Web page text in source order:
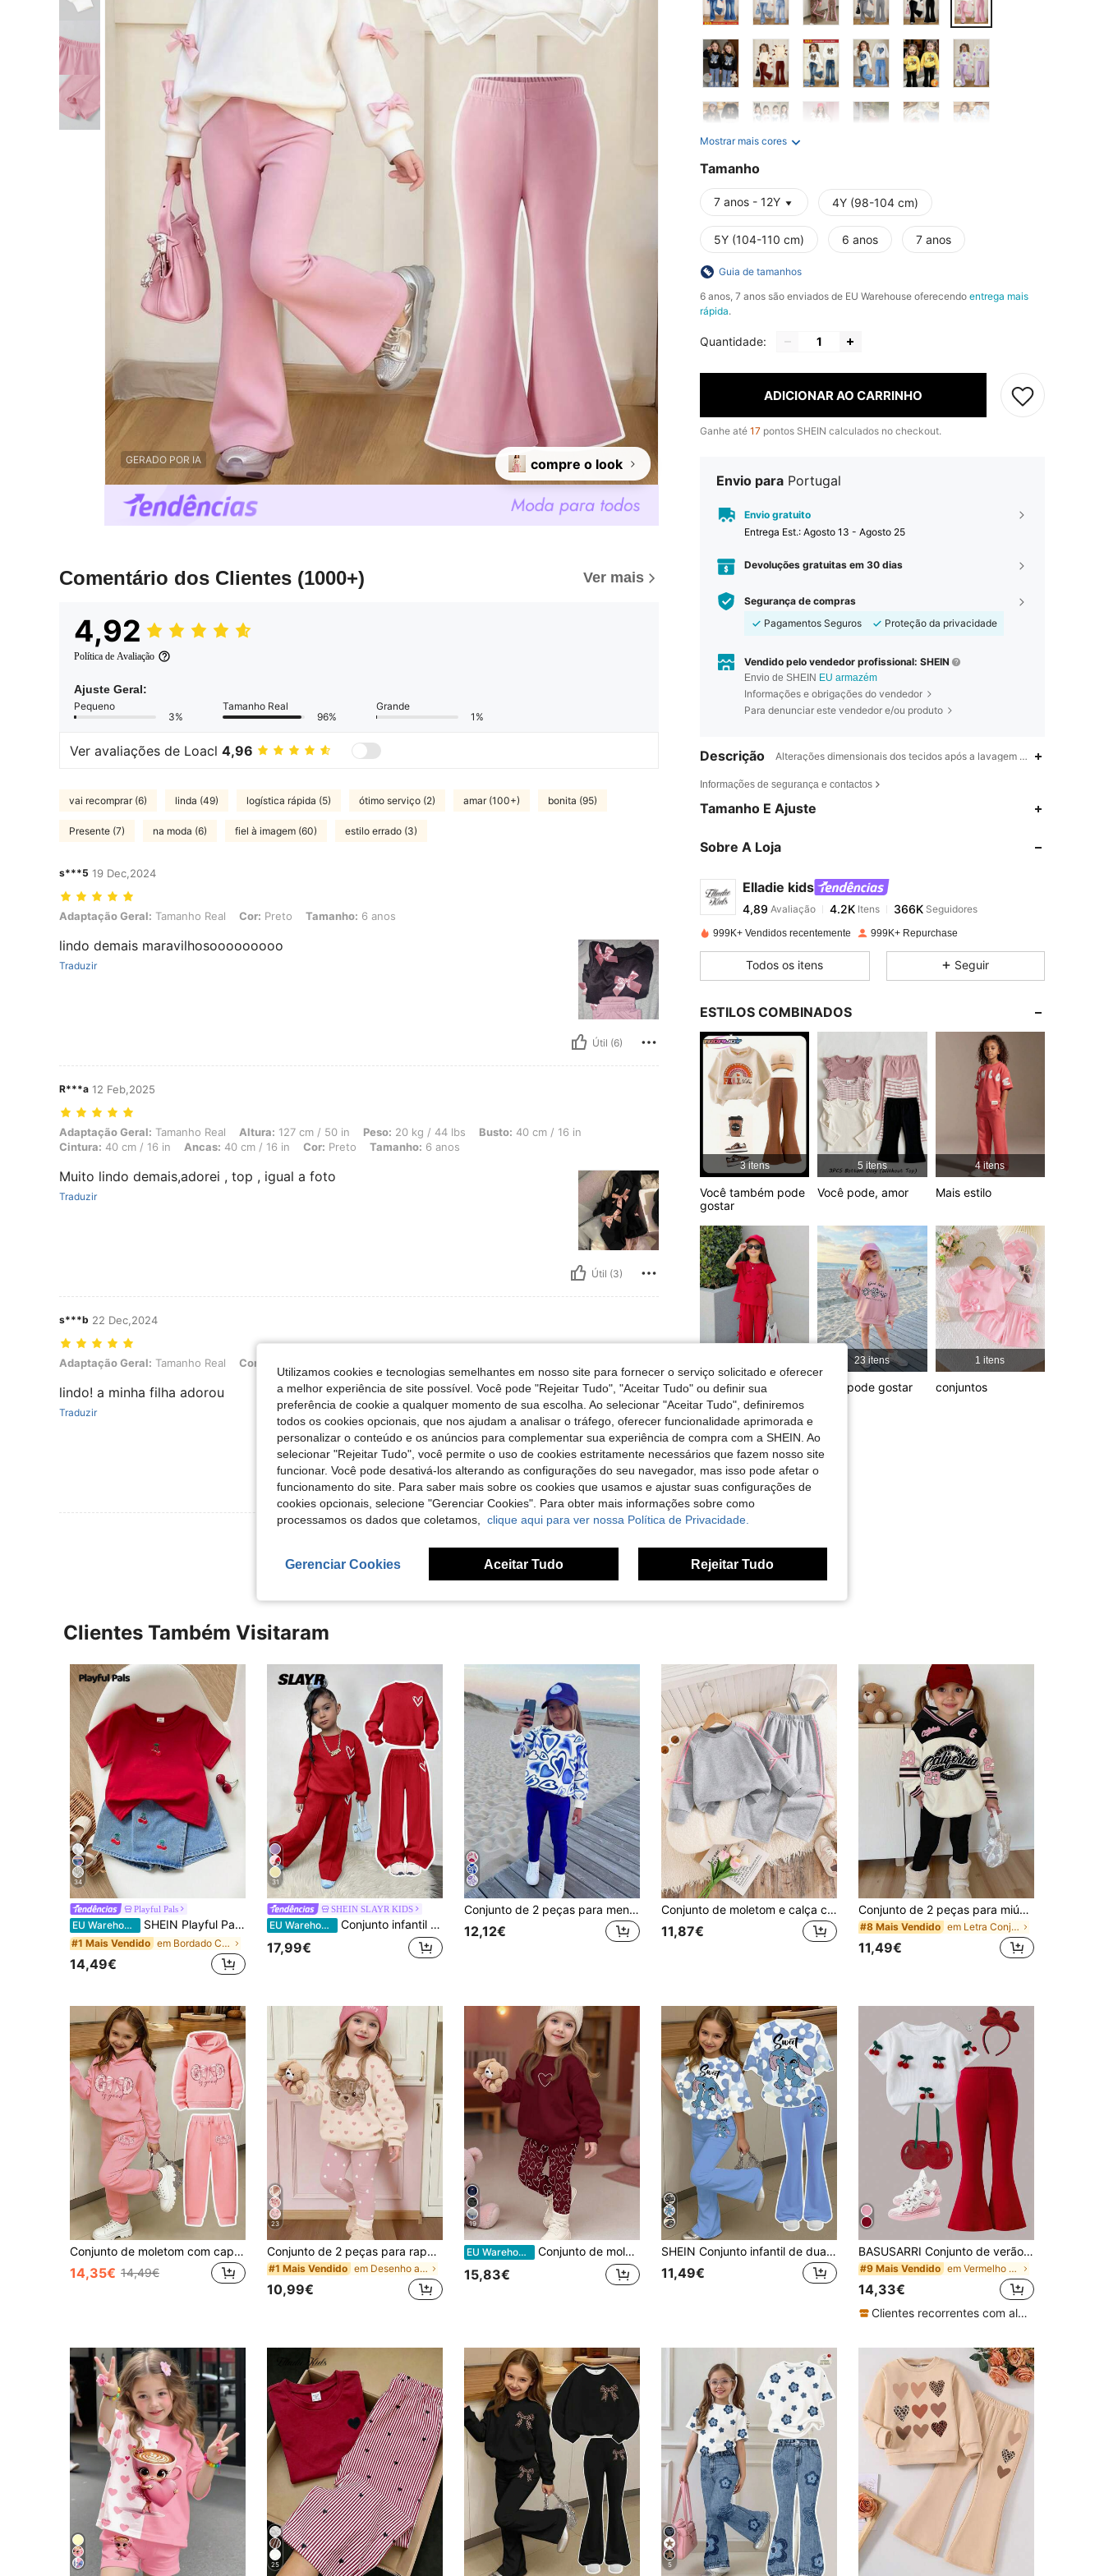
GERADO POR IA compre o look
Comentário dos Clientes (1000+) Ver mais
4,92
Política de Avaliação
Ajuste Geral:
Pequeno
3%
Tamanho Real
96%
Grande
1%
Ver avaliações de Loacl 4,96
vai recomprar (6) linda (49) logística rápida (5) ótimo serviço (2) amar (100+) bonita (95)
Presente (7) na moda (6) fiel à imagem (60) estilo errado (3)
s***5 19 Dec,2024
Adaptação Geral: Tamanho Real, Cor: Preto, Tamanho: 6 anos
Adaptação Geral: Tamanho Real Cor: Preto Tamanho: 6 anos
lindo demais maravilhosooooooooo
Traduzir
Útil (6)
R***a 12 Feb,2025
Adaptação Geral: Tamanho Real, Altura: 127 cm / 50 in, Peso: 20 kg / 44 lbs, Busto: 40 cm / 16 in, Cintura: 40 cm / 16 in, Ancas: 40 cm / 16 in, Cor: Preto, Tamanho: 6 anos
Adaptação Geral: Tamanho Real Altura: 127 cm / 50 in Peso: 20 kg / 44 lbs Busto: 40 cm / 16 in
Cintura: 40 cm / 16 in Ancas: 40 cm / 16 in Cor: Preto Tamanho: 6 anos
Muito lindo demais,adorei , top , igual a foto
Traduzir
Útil (3)
s***b 22 Dec,2024
Adaptação Geral: Tamanho Real, Cor: Branco, Tamanho: 5Y
Adaptação Geral: Tamanho Real Cor:
lindo! a minha filha adorou
Traduzir
Útil (2)
Mostrar mais cores
Tamanho
7 anos - 12Y 4Y (98-104 cm)
5Y (104-110 cm) 6 anos 7 anos
Guia de tamanhos
​6 anos, 7 anos são enviados de EU Warehouse oferecendo entrega mais
rápida.
Quantidade:
ADICIONAR AO CARRINHO
Ganhe até 17 pontos SHEIN calculados no checkout.
Envio para Portugal
Envio gratuito
Entrega Est.: Agosto 13 - Agosto 25
Devoluções gratuitas em 30 dias
Segurança de compras
Pagamentos Seguros
Proteção da privacidade
Vendido pelo vendedor profissional: SHEIN
Envio de SHEIN EU armazém
Informações e obrigações do vendedor
Para denunciar este vendedor e/ou produto
Descrição Alterações dimensionais dos tecidos após a lavagem
Informações de segurança e contactos
Tamanho E Ajuste
Sobre A Loja
Elladie kids
4,89
4,89 Avaliação 4.2KItens
d***2pago1 dia atrás
4,89
4,89 4.2K 366K
4,89 4.2K 366K
4,89 4.2K 366K
4,89 4.2K 366K
999K+ Vendidos recentemente 999K+ Repurchase
Todos os itens Seguir
ESTILOS COMBINADOS
3 itens
Você também pode
gostar
5 itens
Você pode, amor
4 itens
Mais estilo
Escolhas
correspondentes
23 itens
Você pode gostar
1 itens
conjuntos
Clientes Também Visitaram
34
Playful Pals
EU Warehouse SHEIN Playful Pals Conjunto de camiseta feminina casual e fofa com estampa de bolinhas coloridas e arco-íris e saia-calça jeans lisa para a volta às aulas, ideal para o verão.
#1 Mais Vendido em Bordado Conjuntos para menina
14,49€
31
SHEIN SLAYR KIDS
EU Warehouse Conjunto infantil para menina jovem casual de sweatshirt de malha com estampado de coração, cor lisa, corte largo, ombros caídos e manga comprida, e calças de fato de perna larga para outono
17,99€
Conjunto de 2 peças para meninas: blusa de manga comprida com estampa de coração e calça rosa.
12,12€
Conjunto de moletom e calça com gola redonda e laço para criança
11,87€
Conjunto de 2 peças para miúdas, sweatshirt com capuz de outono com gráfico retro de letras e números, estilo universitário, para regresso às aulas, inverno, dia de carreiras e desporto
#8 Mais Vendido em Letra Conjuntos de sweatshirt com capuz e sweat
11,49€
Conjunto de moletom com capuz e calça de moletom com estampa de letras para meninas jovens
14,35€ 14,49€
23
Conjunto de 2 peças para rapariga jovem, sweatshirt pullover casual de gola redonda, macia, confortável e larga, com padrão bordado patchwork de urso com laço, cor aveia quente, estilo doce e fofo, e leggings casuais escovadas, adequado para outono/inverno, uso diário, campus, Halloween, regresso às aulas, nova estação, estilo feminino doce
#1 Mais Vendido em Desenho animado Conjuntos de sweatshirt com cap
10,99€
19
EU Warehouse Conjunto de moletom feminino casual, folgado, com estampa de corações, gola redonda, manga longa e calça legging. Ideal para outono/inverno.
15,83€
SHEIN Conjunto infantil de duas peças com estampa de coelhinho azul fofo em estilo cartoon, degradê floral azul, blusa de manga curta com gola redonda e calça flare. Ideal para o verão.
11,49€
BASUSARRI Conjunto de verão para meninas, composto por camiseta de manga curta com gola redonda e calça casual com estampa de cerejas, um look elegante e charmoso para passeios e festas.
#9 Mais Vendido em Vermelho Conjuntos para menina
14,33€
Clientes recorrentes com alta taxa de retorno
25 5
Utilizamos cookies e tecnologias semelhantes em nosso site para fornecer o serviço solicitado e oferecer
a melhor experiência de site possível. Você pode "Rejeitar Tudo", "Aceitar Tudo" ou definir sua
preferência de cookie a qualquer momento de sua escolha. Ao selecionar "Aceitar Tudo", definiremos
todos os cookies opcionais, que nos ajudam a analisar o tráfego, oferecer funcionalidade aprimorada e
personalizar o conteúdo e os anúncios para complementar sua experiência de compra com a SHEIN. Ao
selecionar "Rejeitar Tudo", você permite o uso de cookies estritamente necessários que fazem nosso site
funcionar. Você pode desativá-los alterando as configurações do seu navegador, mas isso pode afetar o
funcionamento do site. Para saber mais sobre os cookies que usamos e ajustar suas configurações de
cookies opcionais, selecione "Gerenciar Cookies". Para obter mais informações sobre como
processamos os dados que coletamos, clique aqui para ver nossa Política de Privacidade.
Gerenciar Cookies Aceitar Tudo Rejeitar Tudo